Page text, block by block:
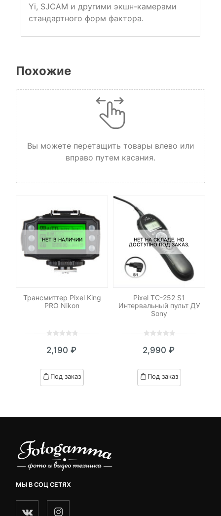
Yi, SJCAM и другими экшн-камерами
стандартного форм фактора.
Похожие
Вы можете перетащить товары влево или
вправо путем касания.
НЕТ В НАЛИЧИИ
Трансмиттер Pixel King
PRO Nikon
out
based
on
2,190 ₽
Под заказ
НЕТ НА СКЛАДЕ, НО
ДОСТУПНО ПОД ЗАКАЗ.
Pixel TC-252 S1
Интервальный пульт ДУ
Sony
out
based
on
2,990 ₽
Под заказ
МЫ В СОЦ СЕТЯХ